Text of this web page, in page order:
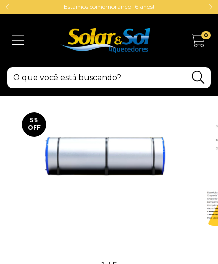
Estamos comemorando 16 anos!
0
5%
OFF